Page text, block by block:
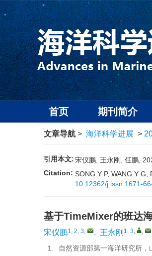
首页 期刊简介
文章导航 > 海洋科学进展 >
引用本文:宋仪鹏, 王永刚, 任鹏,
Citation: SONG Y P, WANG Y
10.12362/j.issn.1671-
基于TimeMixer的班达
宋仪鹏1, 2, 3, , 王永刚 1, 3, ,
1.
自然资源部第一海洋研究所，